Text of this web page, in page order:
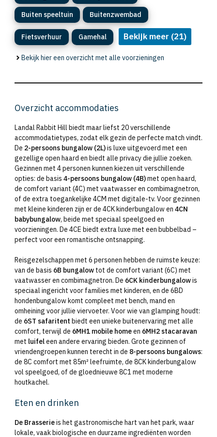
Buiten speeltuin Buitenzwembad
Fietsverhuur Gamehal Bekijk meer (21)
Bekijk hier een overzicht met alle voorzieningen
Overzicht accommodaties
Landal Rabbit Hill biedt maar liefst 20 verschillende
accommodatietypes, zodat elk gezin de perfecte match vindt.
De 2-persoons bungalow (2L)is luxe uitgevoerd met een
gezellige open haard en biedt alle privacy die jullie zoeken.
Gezinnen met 4 personen kunnen kiezen uit verschillende
opties: de basis 4-persoons bungalow (4B)met open haard,
de comfort variant (4C) met vaatwasser en combimagnetron,
of de extra toegankelijke 4CM met digitale-tv. Voor gezinnen
met kleine kinderen zijn er de 4CK kinderbungalow en 4CN
babybungalow, beide met speciaal speelgoed en
voorzieningen. De 4CE biedt extra luxe met een bubbelbad –
perfect voor een romantische ontsnapping.
Reisgezelschappen met 6 personen hebben de ruimste keuze:
van de basis 6B bungalow tot de comfort variant (6C) met
vaatwasser en combimagnetron. De 6CK kinderbungalowis
speciaal ingericht voor families met kinderen, en de 6BD
hondenbungalow komt compleet met bench, mand en
omheining voor jullie viervoeter. Voor wie van glamping houdt:
de 6ST safaritent biedt een unieke buitenervaring met alle
comfort, terwijl de 6MH1 mobile homeen 6MH2 stacaravan
met luifeleen andere ervaring bieden. Grote gezinnen of
vriendengroepen kunnen terecht in de 8-persoons bungalows:
de 8C comfort met 85m² leefruimte, de 8CK kinderbungalow
vol speelgoed, of de gloednieuwe 8C1 met moderne
houtkachel.
Eten en drinken
De Brasserieis het gastronomische hart van het park, waar
lokale, vaak biologische en duurzame ingrediënten worden